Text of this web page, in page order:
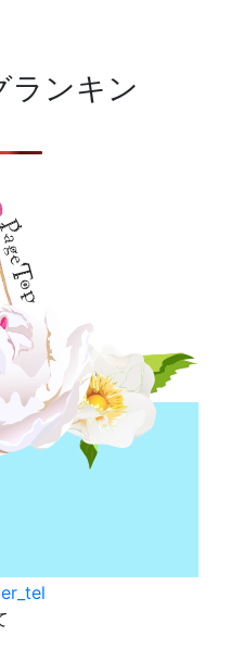
ランキン